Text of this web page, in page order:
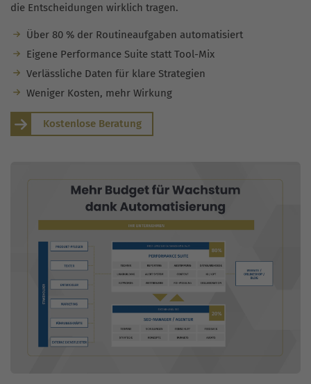
die Entscheidungen wirklich tragen.
Über 80 % der Routineaufgaben automatisiert
Eigene Performance Suite statt Tool-Mix
Verlässliche Daten für klare Strategien
Weniger Kosten, mehr Wirkung
Kostenlose Beratung